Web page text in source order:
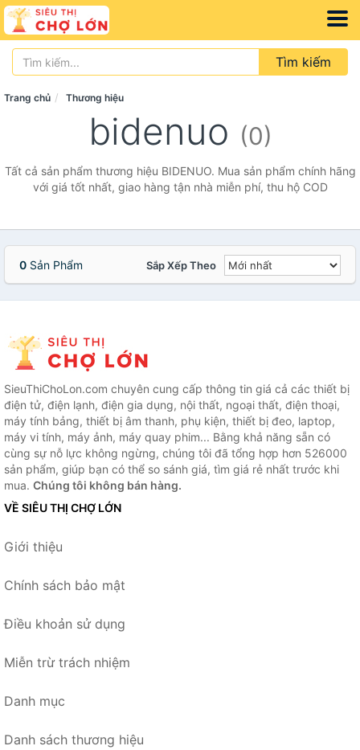
Tìm kiếm
Trang chủ Thương hiệu
bidenuo (0)
Tất cả sản phẩm thương hiệu BIDENUO. Mua sản phẩm chính hãng
với giá tốt nhất, giao hàng tận nhà miễn phí, thu hộ COD
0 Sản Phẩm Sắp Xếp Theo
SieuThiChoLon.com chuyên cung cấp thông tin giá cả các thiết bị
điện tử, điện lạnh, điện gia dụng, nội thất, ngoại thất, điện thoại,
máy tính bảng, thiết bị âm thanh, phụ kiện, thiết bị đeo, laptop,
máy vi tính, máy ảnh, máy quay phim... Bằng khả năng sẵn có
cùng sự nỗ lực không ngừng, chúng tôi đã tổng hợp hơn 526000
sản phẩm, giúp bạn có thể so sánh giá, tìm giá rẻ nhất trước khi
mua. Chúng tôi không bán hàng.
VỀ SIÊU THỊ CHỢ LỚN
Giới thiệu
Chính sách bảo mật
Điều khoản sử dụng
Miễn trừ trách nhiệm
Danh mục
Danh sách thương hiệu